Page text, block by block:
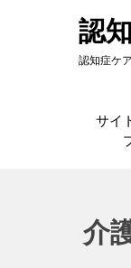
認
認知症ケ
サイ
介